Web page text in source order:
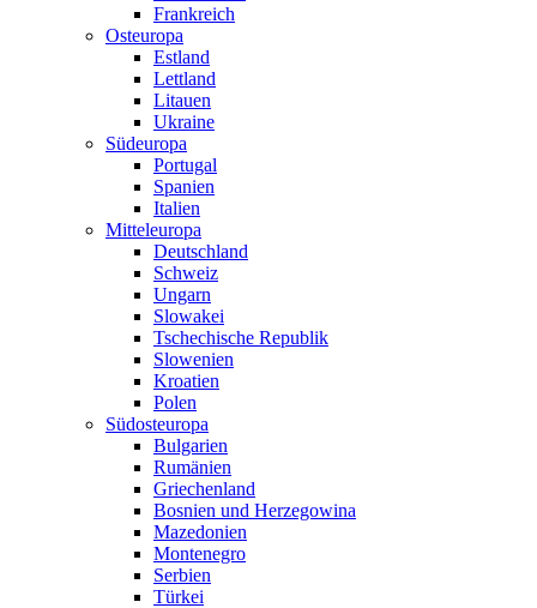
Frankreich
Osteuropa
Estland
Lettland
Litauen
Ukraine
Südeuropa
Portugal
Spanien
Italien
Mitteleuropa
Deutschland
Schweiz
Ungarn
Slowakei
Tschechische Republik
Slowenien
Kroatien
Polen
Südosteuropa
Bulgarien
Rumänien
Griechenland
Bosnien und Herzegowina
Mazedonien
Montenegro
Serbien
Türkei